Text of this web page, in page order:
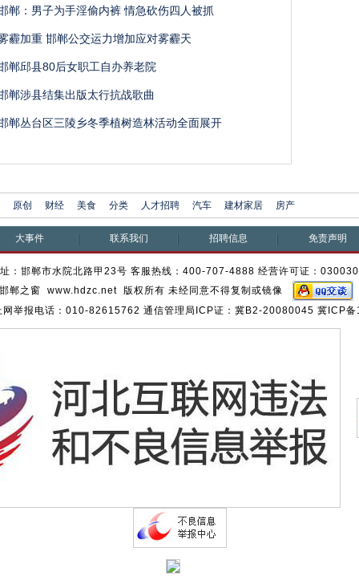
郸：男子为手淫偷内裤 情急砍伤四人被抓
霾加重 邯郸公交运力增加应对雾霾天
郸邱县80后女职工自办养老院
郸涉县结集出版太行抗战歌曲
郸丛台区三陵乡冬季植树造林活动全面展开
原创 财经 美食 分类 人才招聘 汽车 建材家居 房产
大事件 联系我们 招聘信息 免责声明
：邯郸市水院北路甲23号 客服热线：400-707-4888 经营许可证：
邯郸之窗 www.hdzc.net 版权所有 未经同意不得复制或镜像
网举报电话：010-82615762 通信管理局ICP证：冀B2-20080045 冀ICP